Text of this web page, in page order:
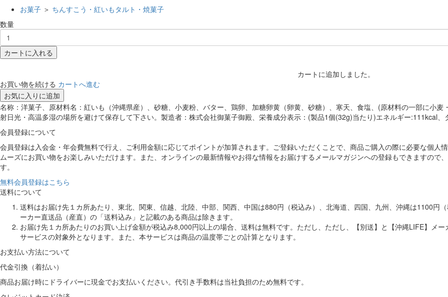
お菓子 ＞ ちんすこう・紅いもタルト・焼菓子
数量
カートに入れる
カートに追加しました。
お買い物を続ける カートへ進む
お気に入りに追加
名称：洋菓子、原材料名：紅いも（沖縄県産）、砂糖、小麦粉、バター、鶏卵、加糖卵黄（卵黄、砂糖）、寒天、食塩、(原材料の一部に小
射日光・高温多湿の場所を避けて保存して下さい。製造者：株式会社御菓子御殿、栄養成分表示：(製品1個(32g)当たり)エネルギー:111kcal
会員登録について
会員登録は入会金・年会費無料で行え、ご利用金額に応じてポイントが加算されます。ご登録いただくことで、商品ご購入の際に必要な個
ムーズにお買い物をお楽しみいただけます。また、オンラインの最新情報やお得な情報をお届けするメールマガジンへの登録もできますの
す。
無料会員登録はこちら
送料について
送料はお届け先１カ所あたり、東北、関東、信越、北陸、中部、関西、中国は880円（税込み）、北海道、四国、九州、沖縄は1100円
ーカー直送品（産直）の「送料込み」と記載のある商品は除きます。
お届け先１カ所あたりのお買い上げ金額が税込み8,000円以上の場合、送料は無料です。ただし、ただし、【別送】と【沖縄LIFE】メ
サービスの対象外となります。また、本サービスは商品の温度帯ごとの計算となります。
お支払い方法について
代金引換（着払い）
商品お届け時にドライバーに現金でお支払いください。代引き手数料は当社負担のため無料です。